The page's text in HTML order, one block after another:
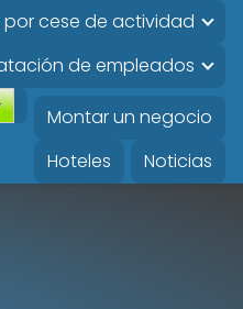
por cese de actividad
de empleados
Montar un negocio
Hoteles
Noticias